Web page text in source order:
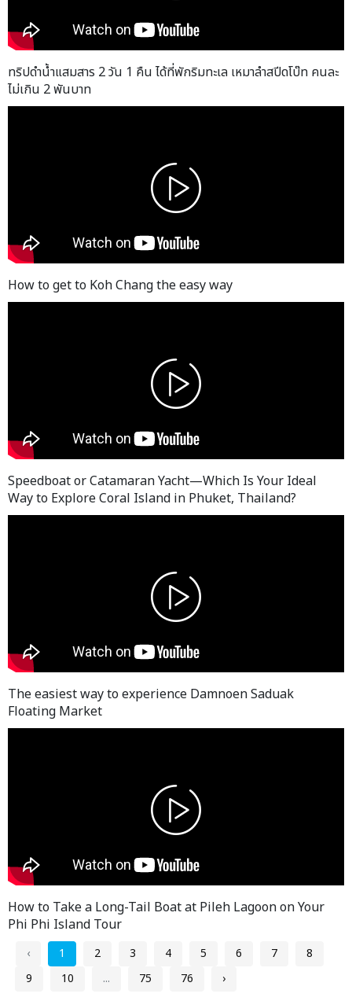
ทริปดำน้ำแสมสาร 2 วัน 1 คืน ได้ที่พักริมทะเล เหมาลำสปีดโบ๊ท คนละ
ไม่เกิน 2 พันบาท
How to get to Koh Chang the easy way
Speedboat or Catamaran Yacht—Which Is Your Ideal
Way to Explore Coral Island in Phuket, Thailand?
The easiest way to experience Damnoen Saduak
Floating Market
How to Take a Long-Tail Boat at Pileh Lagoon on Your
Phi Phi Island Tour
‹ 1 2 3 4 5 6 7
8
9
10 ... 75 76 ›